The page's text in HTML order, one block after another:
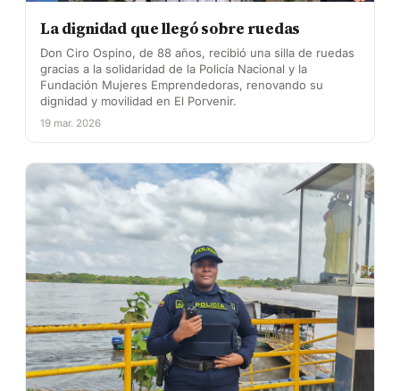
La dignidad que llegó sobre ruedas
Don Ciro Ospino, de 88 años, recibió una silla de ruedas
gracias a la solidaridad de la Policía Nacional y la
Fundación Mujeres Emprendedoras, renovando su
dignidad y movilidad en El Porvenir.
19 mar. 2026